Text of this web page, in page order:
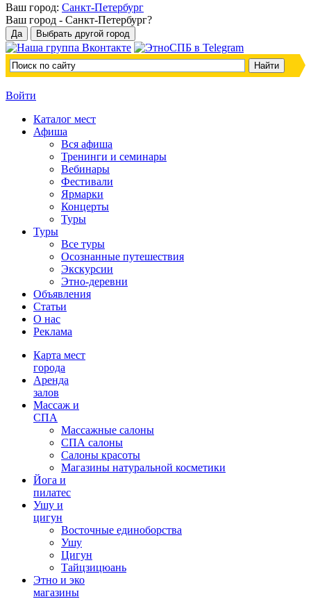
Ваш город: Санкт-Петербург
Ваш город - Санкт-Петербург?
Войти
Каталог мест
Афиша
Вся афиша
Тренинги и семинары
Вебинары
Фестивали
Ярмарки
Концерты
Туры
Туры
Все туры
Осознанные путешествия
Экскурсии
Этно-деревни
Объявления
Статьи
О нас
Реклама
Карта мест
города
Аренда
залов
Массаж и
СПА
Массажные салоны
СПА салоны
Салоны красоты
Магазины натуральной косметики
Йога и
пилатес
Ушу и
цигун
Восточные единоборства
Ушу
Цигун
Тайцзицюань
Этно и эко
магазины